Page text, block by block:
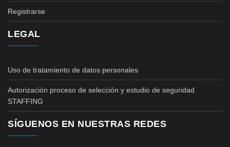
Registrarse
LEGAL
Uso de tratamiento de datos personales
Autorización proceso de selección y estudio de seguridad
STAFFING
SÍGUENOS EN NUESTRAS REDES